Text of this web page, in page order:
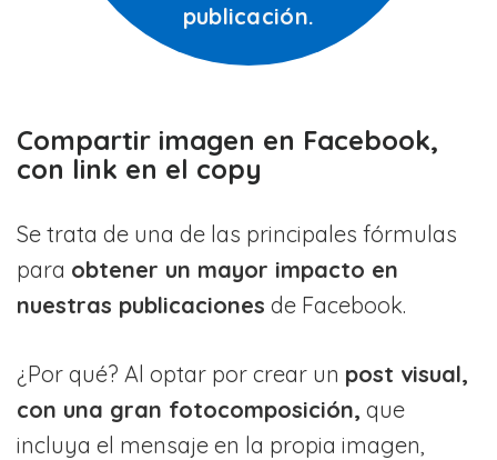
publicación.
Compartir imagen en Facebook,
con link en el copy
Se trata de una de las principales fórmulas
para obtener un mayor impacto en
nuestras publicaciones de Facebook.
¿Por qué? Al optar por crear un post visual,
con una gran fotocomposición, que
incluya el mensaje en la propia imagen,